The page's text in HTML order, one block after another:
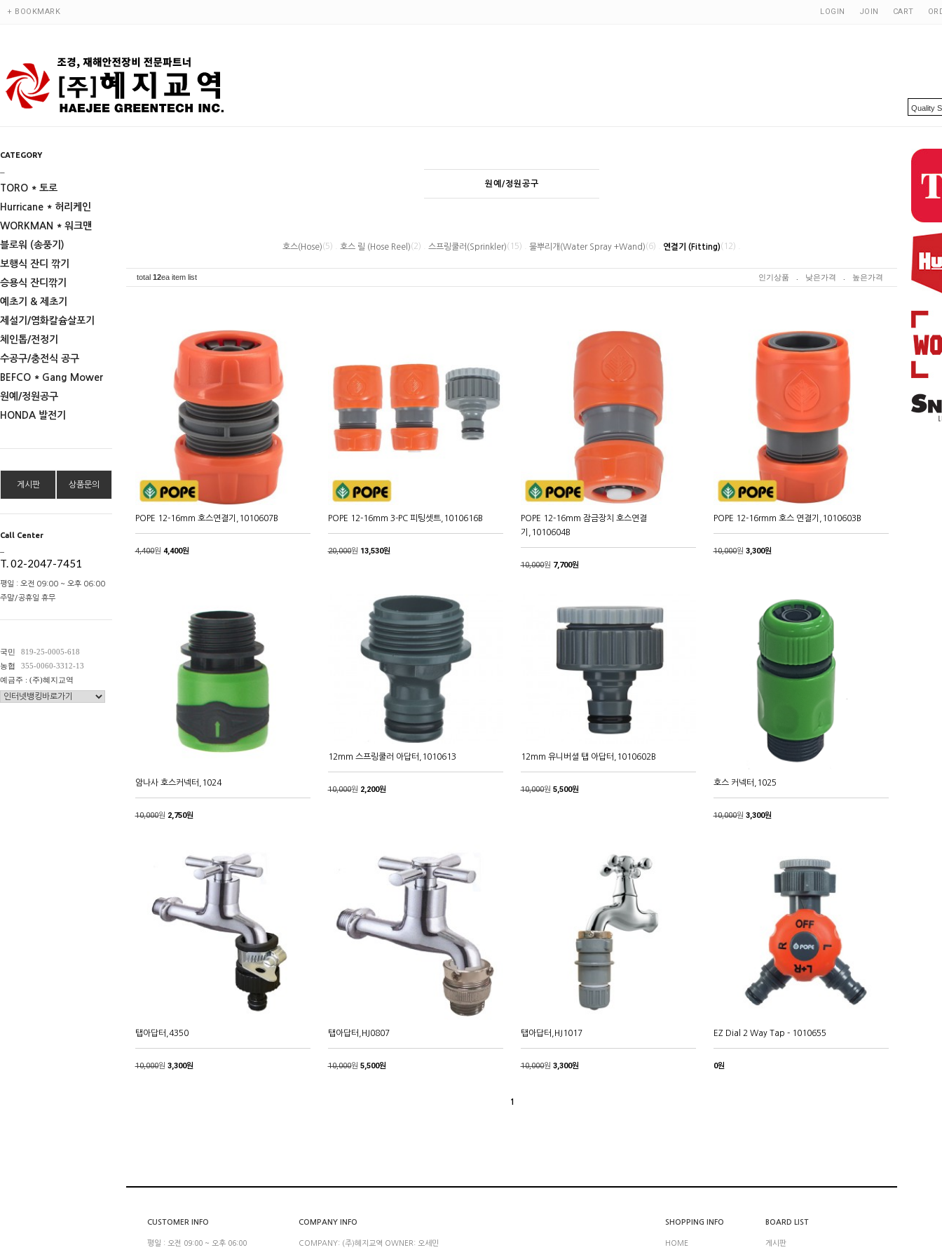
+ BOOKMARK LOGIN JOIN CART
CATEGORY
TORO * 토로
Hurricane * 허리케인
WORKMAN * 워크맨
블로워 (송풍기)
보행식 잔디 깎기
승용식 잔디깎기
예초기 & 제초기
제설기/염화칼슘살포기
체인톱/전정기
수공구/충전식 공구
BEFCO * Gang Mower
원예/정원공구
HONDA 발전기
게시판 상품문의
Call Center
T. 02-2047-7451
평일 : 오전 09:00 ~ 오후 06:00
주말/공휴일 휴무
국민
819-25-0005-618
농협
355-0060-3312-13
예금주 : (주)혜지교역
원예/정원공구
호스(Hose)(5) . 호스 릴 (Hose Reel)(2) . 스프링쿨러(Sprinkler)(15) . 물뿌리개(Water Spray +Wand)(6) . 연결기 (Fitting)(12) .
total 12ea item list 인기상품 낮은가격 높은가격
POPE 12-16mm 호스연결기,1010607B
4,400원 4,400원
POPE 12-16mm 3-PC 피팅셋트,1010616B
20,000원 13,530원
POPE 12-16mm 잠금장치 호스연결
기,1010604B
10,000원 7,700원
POPE 12-16rmm 호스 연결기,1010603B
10,000원 3,300원
암나사 호스커넥터,1024
10,000원 2,750원
12mm 스프링쿨러 아답터,1010613
10,000원 2,200원
12mm 유니버셜 탭 아답터,1010602B
10,000원 5,500원
호스 커넥터,1025
10,000원 3,300원
탭아답터,4350
10,000원 3,300원
탭아답터,HJ0807
10,000원 5,500원
탭아답터,HJ1017
10,000원 3,300원
EZ Dial 2 Way Tap - 1010655
0원
1
CUSTOMER INFO
평일 : 오전 09:00 ~ 오후 06:00
COMPANY INFO
COMPANY: (주)혜지교역 OWNER: 오세민
SHOPPING INFO
HOME
BOARD LIST
게시판